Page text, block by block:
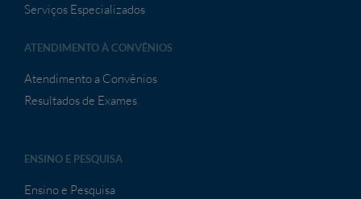
Serviços Especializados
ATENDIMENTO À CONVÊNIOS
Atendimento a Convênios
Resultados de Exames
ENSINO E PESQUISA
Ensino e Pesquisa